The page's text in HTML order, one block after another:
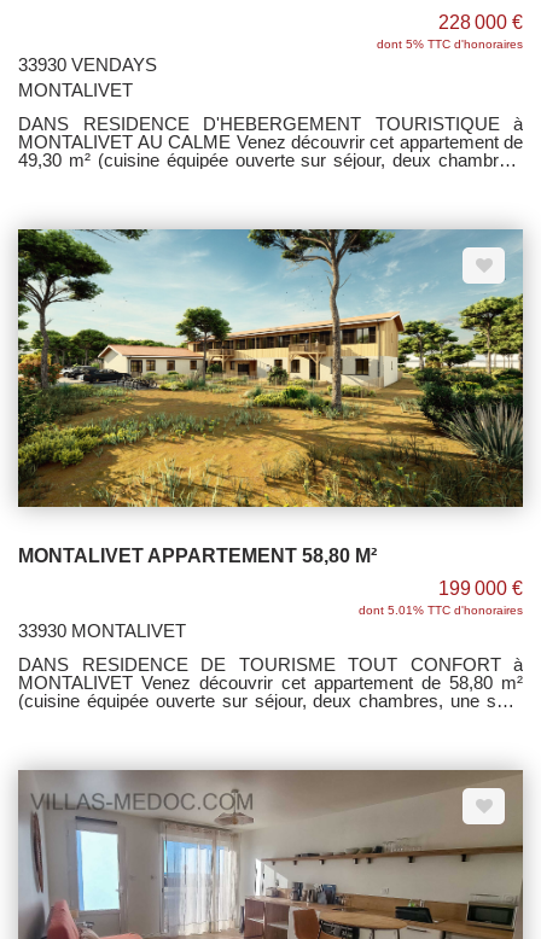
228 000 €
dont 5% TTC d'honoraires
33930 VENDAYS
MONTALIVET
DANS RESIDENCE D'HEBERGEMENT TOURISTIQUE à
MONTALIVET AU CALME Venez découvrir cet appartement de
49,30 m² (cuisine équipée ouverte sur séjour, deux chambres,
lots - Aucun travaux à prévoir - Pas de procédure en cours.
MONTALIVET APPARTEMENT 58,80 M²
199 000 €
dont 5.01% TTC d'honoraires
33930 MONTALIVET
DANS RESIDENCE DE TOURISME TOUT CONFORT à
MONTALIVET Venez découvrir cet appartement de 58,80 m²
(cuisine équipée ouverte sur séjour, deux chambres, une salle